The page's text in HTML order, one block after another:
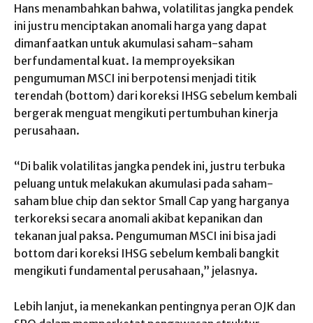
Hans menambahkan bahwa, volatilitas jangka pendek
ini justru menciptakan anomali harga yang dapat
dimanfaatkan untuk akumulasi saham-saham
berfundamental kuat. Ia memproyeksikan
pengumuman MSCI ini berpotensi menjadi titik
terendah (bottom) dari koreksi IHSG sebelum kembali
bergerak menguat mengikuti pertumbuhan kinerja
perusahaan.
“Di balik volatilitas jangka pendek ini, justru terbuka
peluang untuk melakukan akumulasi pada saham-
saham blue chip dan sektor Small Cap yang harganya
terkoreksi secara anomali akibat kepanikan dan
tekanan jual paksa. Pengumuman MSCI ini bisa jadi
bottom dari koreksi IHSG sebelum kembali bangkit
mengikuti fundamental perusahaan,” jelasnya.
Lebih lanjut, ia menekankan pentingnya peran OJK dan